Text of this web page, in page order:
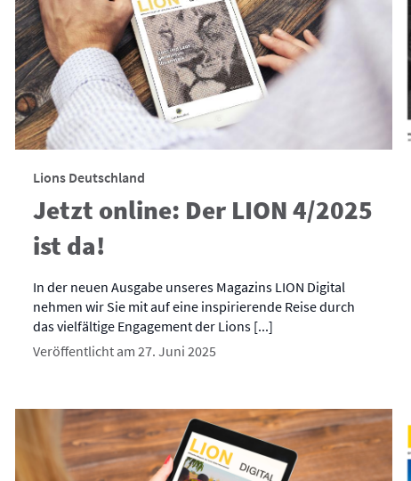
Lions Deutschland
Jetzt online: Der LION 4/2025
ist da!
In der neuen Ausgabe unseres Magazins LION Digital
nehmen wir Sie mit auf eine inspirierende Reise durch
das vielfältige Engagement der Lions [...]
Veröffentlicht am 27. Juni 2025